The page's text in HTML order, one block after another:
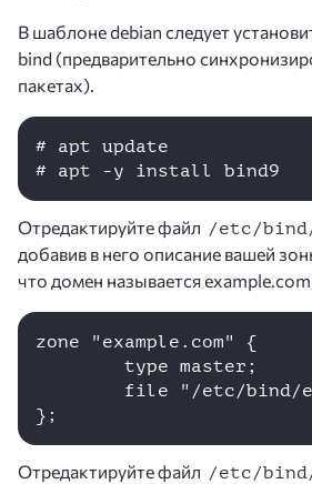
В шаблоне debian следует
bind (предварительно
пакетах).
# apt update
Отредактируйте файл /etc/bind/
добавив в него описание вашей
что домен называется
zone "example.com" {
        type master;
file "/etc/bind/
Отредактируйте файл /etc/bind/